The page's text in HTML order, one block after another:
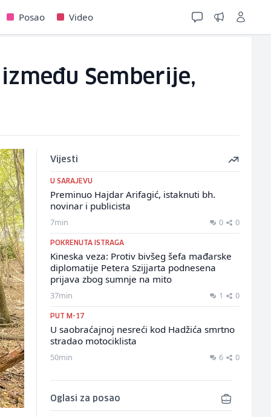
Posao Video
Semberije,
Vijesti
U SARAJEVU
Preminuo Hajdar Arifagić, istaknuti bh.
novinar i publicista
7min 0 0
POKRENUTA ISTRAGA
Kineska veza: Protiv bivšeg šefa mađarske
diplomatije Petera Szijjarta podnesena
prijava zbog sumnje na mito
37min 1 0
PUT M-17
U saobraćajnoj nesreći kod Hadžića smrtno
stradao motociklista
50min 6 0
Oglasi za posao